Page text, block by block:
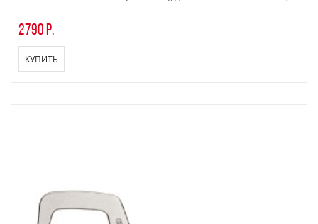
2790 р.
КУПИТЬ